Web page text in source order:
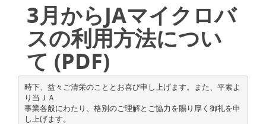
3月からJAマイクロバ
スの利用方法につい
て (PDF)
時下、益々ご清栄のこととお喜び申し上げます。また、平素よ
り当ＪＡ
事業各般にわたり、格別のご理解とご協力を賜り厚く御礼を申
し上げます。